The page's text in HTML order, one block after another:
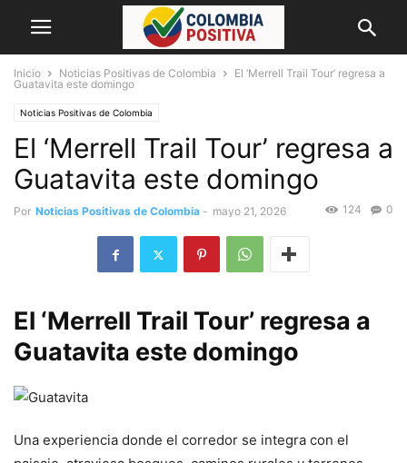
Inicio Noticias Positivas de Colombia
El ‘Merrell Trail Tour’ regresa a
Guatavita este domingo
Noticias Positivas de Colombia
El ‘Merrell Trail Tour’ regresa a
Guatavita este domingo
Por Noticias Positivas de Colombia - mayo 21, 2026 0
124
El ‘Merrell Trail Tour’ regresa a
Guatavita este domingo
Una experiencia donde el corredor se integra con el